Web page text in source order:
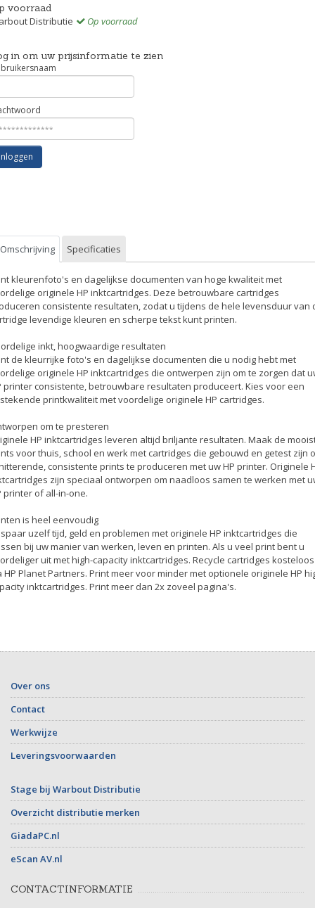
voorraad
Distributie
Op voorraad
in om uw prijsinformatie te zien
Omschrijving Specificaties
kleurenfoto's en dagelijkse documenten van hoge kwaliteit met
originele HP inktcartridges. Deze betrouwbare cartridges
consistente resultaten, zodat u tijdens de hele levensduur van
levendige kleuren en scherpe tekst kunt printen.
inkt, hoogwaardige resultaten
de kleurrijke foto's en dagelijkse documenten die u nodig hebt met
originele HP inktcartridges die ontwerpen zijn om te zorgen dat
printer consistente, betrouwbare resultaten produceert. Kies voor een
printkwaliteit met voordelige originele HP cartridges.
om te presteren
HP inktcartridges leveren altijd briljante resultaten. Maak de
voor thuis, school en werk met cartridges die gebouwd en getest zijn
consistente prints te produceren met uw HP printer. Originele
zijn speciaal ontworpen om naadloos samen te werken met
printer of all-in-one.
is heel eenvoudig
uzelf tijd, geld en problemen met originele HP inktcartridges die
bij uw manier van werken, leven en printen. Als u veel print bent u
uit met high-capacity inktcartridges. Recycle cartridges kosteloos
HP Planet Partners. Print meer voor minder met optionele originele HP
inktcartridges. Print meer dan 2x zoveel pagina's.
Over ons
Contact
Werkwijze
Leveringsvoorwaarden
Stage bij Warbout Distributie
Overzicht distributie merken
GiadaPC.nl
eScan AV.nl
CONTACTINFORMATIE